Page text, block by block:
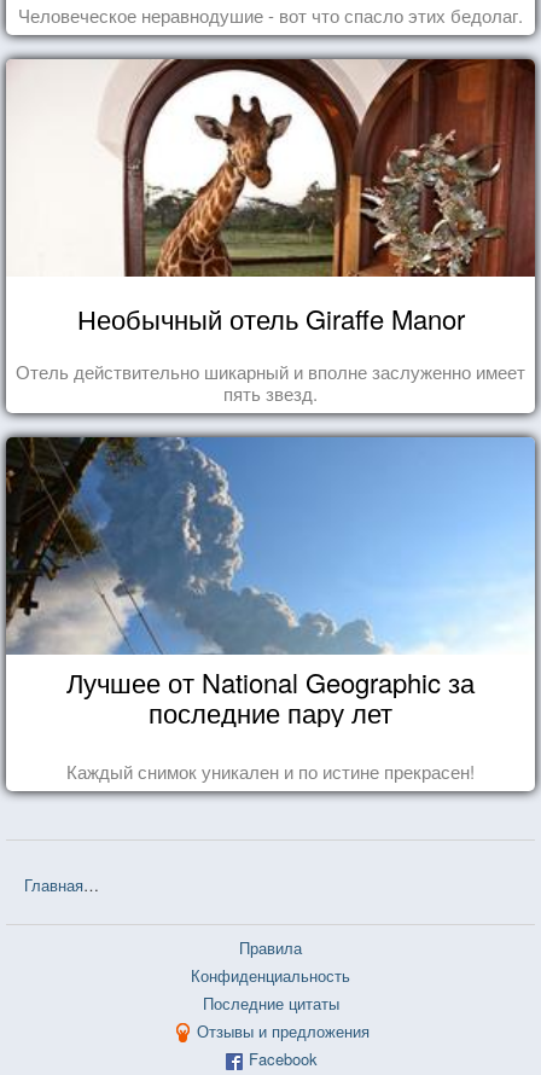
Человеческое неравнодушие - вот что спасло этих бедолаг.
Необычный отель Giraffe Manor
Отель действительно шикарный и вполне заслуженно имеет
пять звезд.
Лучшее от National Geographic за
последние пару лет
Каждый снимок уникален и по истине прекрасен!
Главная
Правила
Конфиденциальность
Последние цитаты
Отзывы и предложения
Facebook